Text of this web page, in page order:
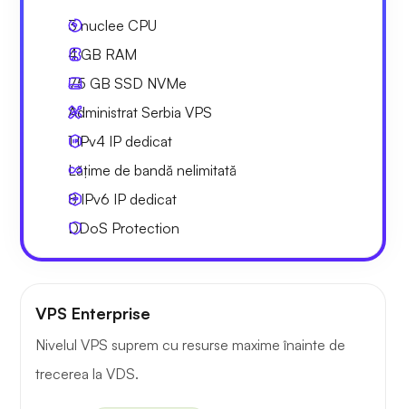
3nuclee CPU
4 GB RAM
75 GB SSD NVMe
Administrat Serbia VPS
1 IPv4 IP dedicat
Lățime de bandă nelimitată
8 IPv6 IP dedicat
DDoS Protection
VPS Enterprise
Nivelul VPS suprem cu resurse maxime înainte de
trecerea la VDS.